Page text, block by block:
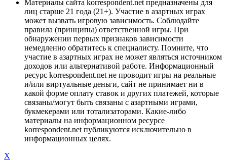
Материалы сайта korrespondent.net предназначены для
лиц старше 21 года (21+). Участие в азартных играх
может вызвать игровую зависимость. Соблюдайте
правила (принципы) ответственной игры. При
обнаружении первых признаков зависимости
немедленно обратитесь к специалисту. Помните, что
участие в азартных играх не может являться источником
доходов или альтернативой работе. Информационный
ресурс korrespondent.net не проводит игры на реальные
и/или виртуальные деньги, сайт не принимает ни в
какой форме оплату ставок и других платежей, которые
связаны/могут быть связаны с азартными играми,
букмекерами или тотализаторами. Какие-либо
материалы на информационном ресурсе
korrespondent.net публикуются исключительно в
информационных целях.
X